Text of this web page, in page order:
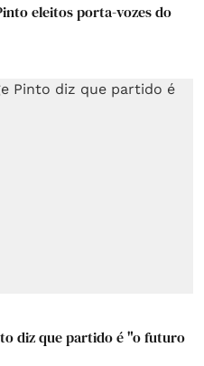
eleitos porta-vozes do
diz que partido é "o futuro